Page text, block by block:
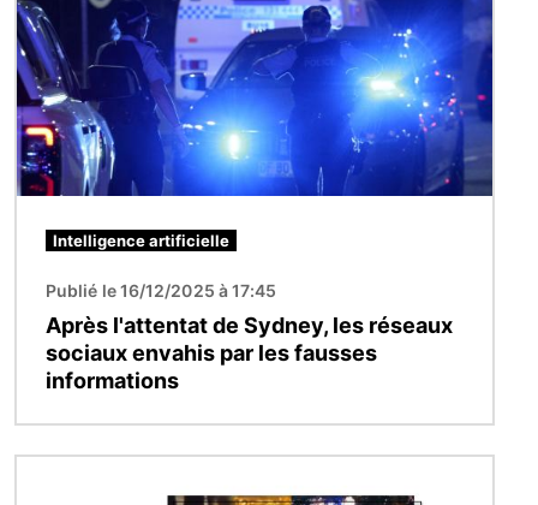
Intelligence artificielle
Publié le 16/12/2025 à 17:45
Après l'attentat de Sydney, les réseaux
sociaux envahis par les fausses
informations